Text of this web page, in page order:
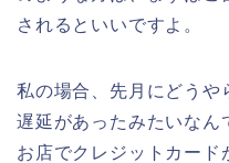
されるといいですよ。
私の場合、先月にどうや
遅延があったみたいなん
お店でクレジットカード